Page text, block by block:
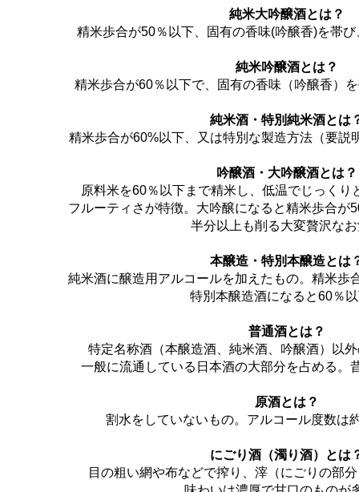
純米大吟醸酒とは？
精米歩合が50％以下、固有の香味(吟醸香)を帯び
純米吟醸酒とは？
精米歩合が60％以下で、固有の香味（吟醸香）を
純米酒・特別純米酒とは
精米歩合が60%以下、又は特別な製造方法（要説
吟醸酒・大吟醸酒とは？
原料米を60％以下まで精米し、低温でじっくり
フルーティさが特徴。大吟醸になると精米歩合が
半分以上も削る大変贅沢な
本醸造・特別本醸造とは
純米酒に醸造用アルコールを加えたもの。精米歩
特別本醸造酒になると60％
普通酒とは？
特定名称酒（本醸造酒、純米酒、吟醸酒）以外
一般に流通している日本酒の大部分を占める。
原酒とは？
割水をしていないもの。アルコール度数は
にごり酒（濁り酒）とは
目の粗い網や布などで搾り、滓（にごりの部分